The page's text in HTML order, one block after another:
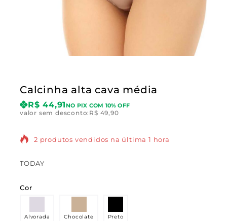
Calcinha alta cava média
R$ 44,91NO PIX COM 10% OFF
valor sem desconto: R$ 49,90
2 produtos vendidos na última 1 hora
TODAY
Cor
Alvorada Chocolate Preto